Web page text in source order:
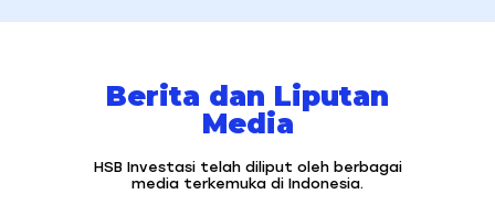
Berita dan Liputan
Media
HSB Investasi telah diliput oleh berbagai
media terkemuka di Indonesia.